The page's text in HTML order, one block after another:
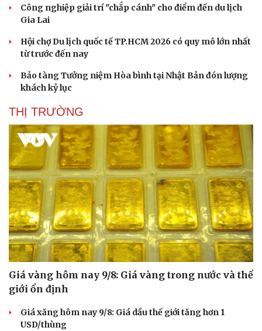
Công nghiệp giải trí "chắp cánh" cho điểm đến du lịch
Gia Lai
Hội chợ Du lịch quốc tế TP.HCM 2026 có quy mô lớn nhất
từ trước đến nay
Bảo tàng Tưởng niệm Hòa bình tại Nhật Bản đón lượng
khách kỷ lục
THỊ TRƯỜNG
Giá vàng hôm nay 9/8: Giá vàng trong nước và thế
giới ổn định
Giá xăng hôm nay 9/8: Giá dầu thế giới tăng hơn 1
USD/thùng